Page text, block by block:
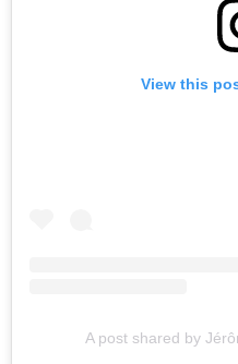
View this
A post shared by